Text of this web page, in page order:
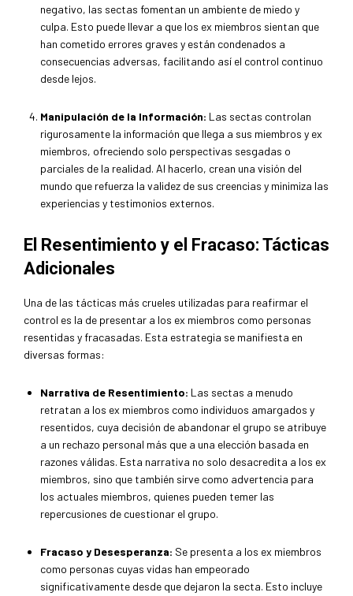
negativo, las sectas fomentan un ambiente de miedo y
culpa. Esto puede llevar a que los ex miembros sientan que
han cometido errores graves y están condenados a
consecuencias adversas, facilitando así el control continuo
desde lejos.
Manipulación de la Información: Las sectas controlan
rigurosamente la información que llega a sus miembros y ex
miembros, ofreciendo solo perspectivas sesgadas o
parciales de la realidad. Al hacerlo, crean una visión del
mundo que refuerza la validez de sus creencias y minimiza las
experiencias y testimonios externos.
El Resentimiento y el Fracaso: Tácticas
Adicionales
Una de las tácticas más crueles utilizadas para reafirmar el
control es la de presentar a los ex miembros como personas
resentidas y fracasadas. Esta estrategia se manifiesta en
diversas formas:
Narrativa de Resentimiento: Las sectas a menudo
retratan a los ex miembros como individuos amargados y
resentidos, cuya decisión de abandonar el grupo se atribuye
a un rechazo personal más que a una elección basada en
razones válidas. Esta narrativa no solo desacredita a los ex
miembros, sino que también sirve como advertencia para
los actuales miembros, quienes pueden temer las
repercusiones de cuestionar el grupo.
Fracaso y Desesperanza: Se presenta a los ex miembros
como personas cuyas vidas han empeorado
significativamente desde que dejaron la secta. Esto incluye